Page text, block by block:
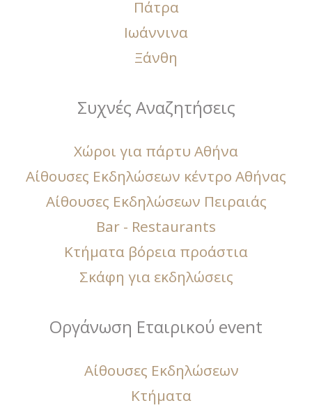
Πάτρα
Ιωάννινα
Ξάνθη
Συχνές Αναζητήσεις
Χώροι για πάρτυ Αθήνα
Αίθουσες Εκδηλώσεων κέντρο Αθήνας
Αίθουσες Εκδηλώσεων Πειραιάς
Bar - Restaurants
Κτήματα βόρεια προάστια
Σκάφη για εκδηλώσεις
Οργάνωση Εταιρικού event
Αίθουσες Εκδηλώσεων
Κτήματα